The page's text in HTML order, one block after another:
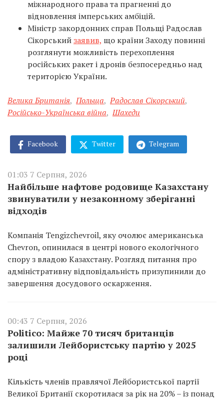
міжнародного права та прагненні до
відновлення імперських амбіцій.
Міністр закордонних справ Польщі Радослав
Сікорськийзаявив, що країни Заходу повинні
розглянути можливість перехоплення
російських ракет і дронів безпосередньо над
територією України.
Велика Британія, Польща, Радослав Сікорський,
Російсько-Українська війна, Шахеди
Facebook Twitter Telegram
01:03 7 Серпня, 2026
Найбільше нафтове родовище Казахстану
звинуватили у незаконному зберіганні
відходів
Компанія Tengizchevroil, яку очолює американська
Chevron, опинилася в центрі нового екологічного
спору з владою Казахстану. Розгляд питання про
адміністративну відповідальність призупинили до
завершення досудового оскарження.
00:43 7 Серпня, 2026
Politico: Майже 70 тисяч британців
залишили Лейбористську партію у 2025
році
Кількість членів правлячої Лейбористської партії
Великої Британії скоротилася за рік на 20% – із понад